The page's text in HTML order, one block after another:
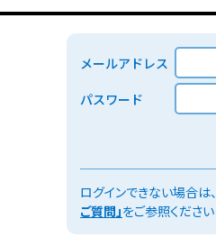
メールアドレス
パスワード
ログインできない場合は、
ご質問」をご参照ください